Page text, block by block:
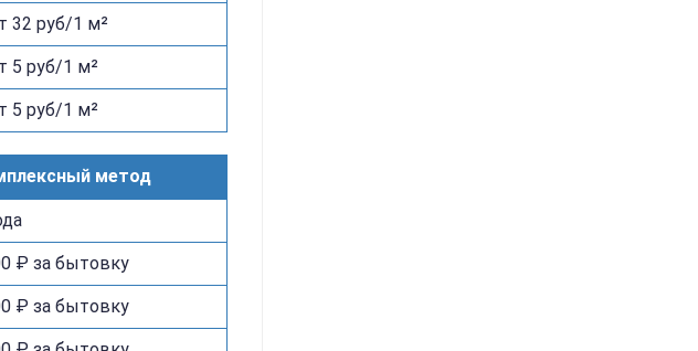
32 руб/1 м²
5 руб/1 м²
5 руб/1 м²
метод
₽ за бытовку
₽ за бытовку